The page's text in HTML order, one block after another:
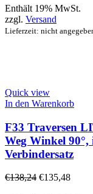
Enthält 19% MwSt.
zzgl. Versand
Lieferzeit: nicht
Quick view
In den Warenkorb
F33 Traversen
Weg Winkel
Verbindersatz
€138,24 €135,48